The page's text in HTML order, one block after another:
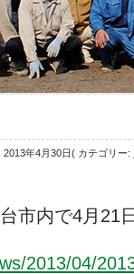
2013年4月30日( カテゴリー:
市内で4月21
2013/04/